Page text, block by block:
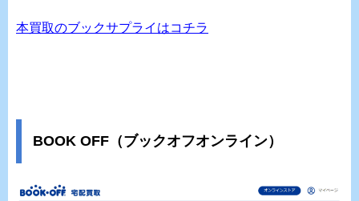
本買取のブックサプライはコチラ
BOOK OFF（ブックオフオンライン）